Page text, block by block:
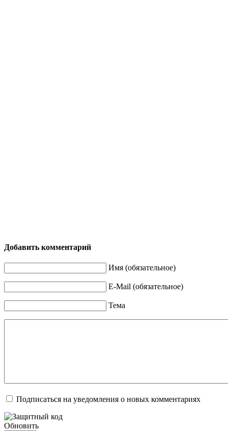
Добавить комментарий
Имя (обязательное)
E-Mail (обязательное)
Тема
Подписаться на уведомления о новых комментариях
Обновить